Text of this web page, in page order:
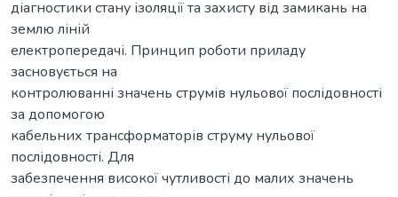
діагностики стану ізоляції та захисту від замикань на
землю ліній
електропередачі. Принцип роботи приладу
засновується на
контролюванні значень струмів нульової послідовності
за допомогою
кабельних трансформаторів струму нульової
послідовності. Для
забезпечення високої чутливості до малих значень